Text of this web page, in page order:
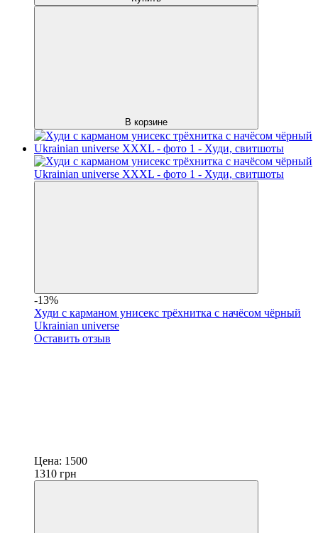
В корзине
-13%
Худи с карманом унисекс трёхнитка с начёсом чёрный
Ukrainian universe
Оставить отзыв
Цена: 1500
1310 грн